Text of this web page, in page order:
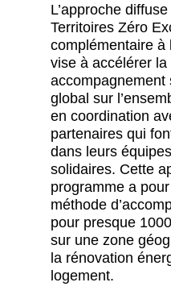
L’approche
Territoires Zéro
complémentaire à
vise à accélérer la
accompagnement
global sur
en coordination
partenaires qui
dans leurs
solidaires. Cette
programme a
méthode
pour presque
sur une zone
la rénovation
logement.